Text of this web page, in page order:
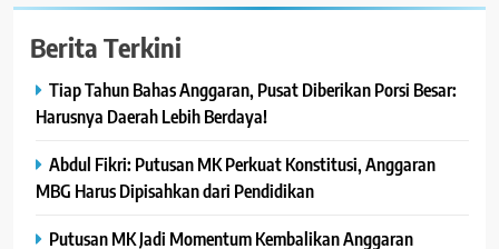
Berita Terkini
Tiap Tahun Bahas Anggaran, Pusat Diberikan Porsi Besar:
Harusnya Daerah Lebih Berdaya!
Abdul Fikri: Putusan MK Perkuat Konstitusi, Anggaran
MBG Harus Dipisahkan dari Pendidikan
Putusan MK Jadi Momentum Kembalikan Anggaran